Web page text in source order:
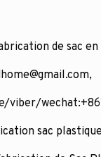
de sac
viber/
sac